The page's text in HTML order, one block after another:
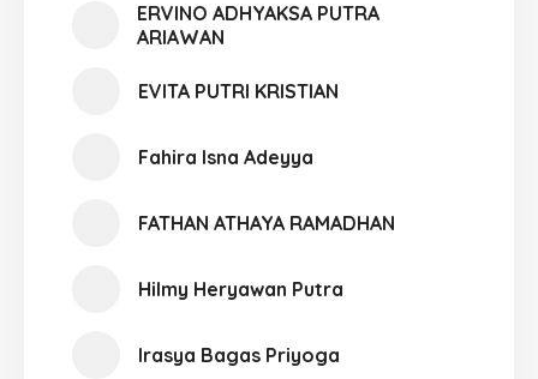
ERVINO ADHYAKSA PUTRA
ARIAWAN
EVITA PUTRI KRISTIAN
Fahira Isna Adeyya
FATHAN ATHAYA RAMADHAN
Hilmy Heryawan Putra
Irasya Bagas Priyoga